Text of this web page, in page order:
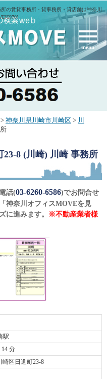
の賃貸事務所・貸事務所・貸店舗は神奈川
menu
> 神奈川県川崎市川崎区 > 川
8 (川崎) 川崎 事務所
話(03-6260-6586)でお問合せ
神奈川オフィスMOVEを見
に進みます。
※不動産業者様
駅
分
崎区日進町23-8